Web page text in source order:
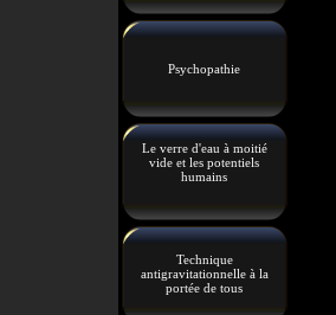
Psychopathie
Le verre d'eau à moitié
vide et les potentiels
humains
Technique
antigravitationnelle à la
portée de tous